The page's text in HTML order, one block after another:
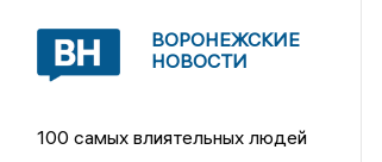
ВОРОНЕЖСКИЕ
НОВОСТИ
100 самых влиятельных людей